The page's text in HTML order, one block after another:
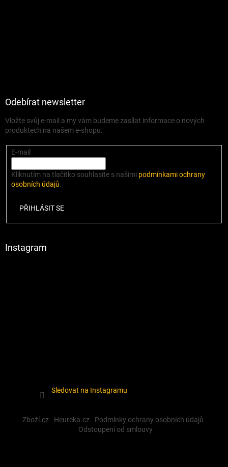
Odebírat newsletter
Vložte svůj e-mail a my vám budeme zasílat informace o nových
produktech na našem e-shopu.
E-mail
Kliknutím na tlačítko souhlasíte s našimi podmínkami ochrany
osobních údajů.
PŘIHLÁSIT SE
Instagram
Sledovat na Instagramu
Zboží.cz Heureka.cz
Podmínky ochrany osobních údajů
Odstoupení od smlouvy